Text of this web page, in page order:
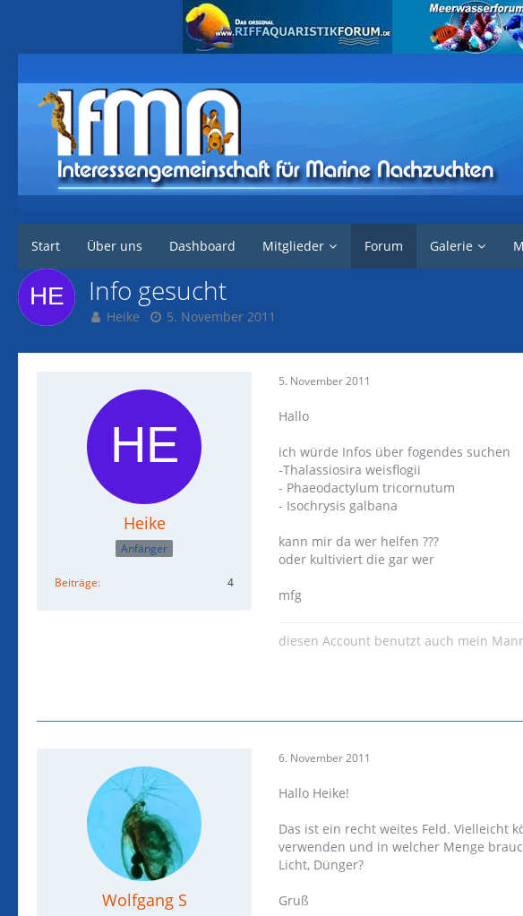
Start Über uns Dashboard Mitglieder Forum Galerie
Info gesucht
Heike 5. November 2011
Heike
Anfänger
Beiträge 4
5. November 2011
Hallo
ich würde Infos über fogendes suchen
-Thalassiosira weisflogii
- Phaeodactylum tricornutum
- Isochrysis galbana
kann mir da wer helfen ???
oder kultiviert die gar wer
mfg
diesen Account benutzt auch mein
Wolfgang S
6. November 2011
Hallo Heike!
Das ist ein recht weites Feld. Vielleicht
verwenden und in welcher Menge
Licht, Dünger?
Gruß